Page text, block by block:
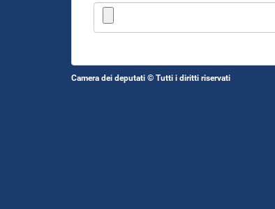
Camera dei deputati © Tutti i diritti riservati